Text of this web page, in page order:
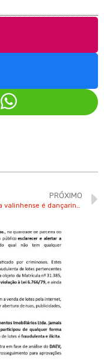
PRÓXIMO
Fotógrafa valinhense é dançarina e já foi professora de ballet e jazz